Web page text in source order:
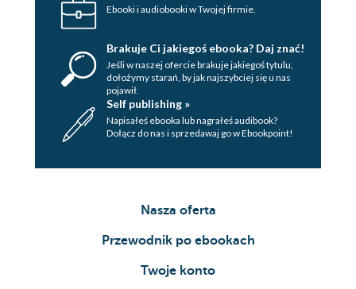
Ebooki i audiobooki w Twojej firmie.
Brakuje Ci jakiegoś ebooka? Daj znać!
Jeśli w naszej ofercie brakuje jakiegoś tytulu,
dołożymy starań, by jak najszybciej się u nas
pojawił.
Self publishing »
Napisałeś ebooka lub nagrałeś audibook?
Dołącz do nas i sprzedawaj go w Ebookpoint!
Nasza oferta
Przewodnik po ebookach
Twoje konto